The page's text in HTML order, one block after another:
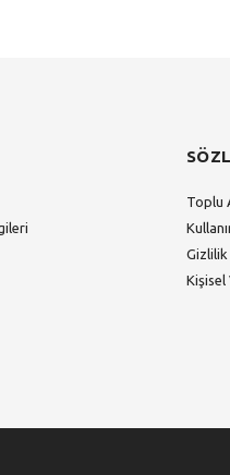
Toplu
Gizlilik
Kişisel